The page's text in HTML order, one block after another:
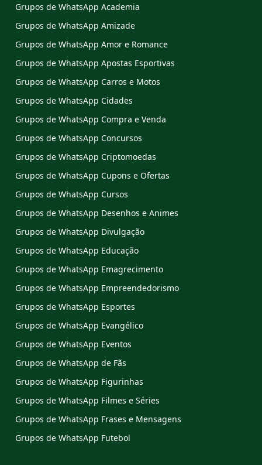
Grupos de WhatsApp Academia
Grupos de WhatsApp Amizade
Grupos de WhatsApp Amor e Romance
Grupos de WhatsApp Apostas Esportivas
Grupos de WhatsApp Carros e Motos
Grupos de WhatsApp Cidades
Grupos de WhatsApp Compra e Venda
Grupos de WhatsApp Concursos
Grupos de WhatsApp Criptomoedas
Grupos de WhatsApp Cupons e Ofertas
Grupos de WhatsApp Cursos
Grupos de WhatsApp Desenhos e Animes
Grupos de WhatsApp Divulgação
Grupos de WhatsApp Educação
Grupos de WhatsApp Emagrecimento
Grupos de WhatsApp Empreendedorismo
Grupos de WhatsApp Esportes
Grupos de WhatsApp Evangélico
Grupos de WhatsApp Eventos
Grupos de WhatsApp de Fãs
Grupos de WhatsApp Figurinhas
Grupos de WhatsApp Filmes e Séries
Grupos de WhatsApp Frases e Mensagens
Grupos de WhatsApp Futebol